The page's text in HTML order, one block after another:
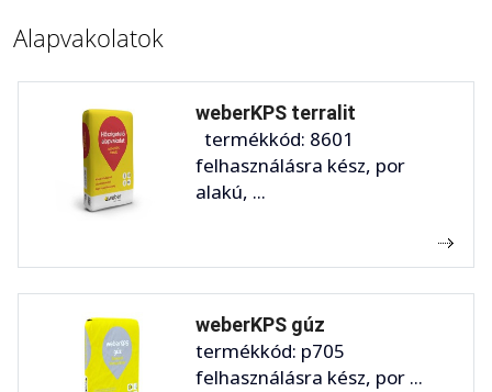
Alapvakolatok
weberKPS terralit
termékkód: 8601
felhasználásra kész, por
alakú, ...
weberKPS gúz
termékkód: p705
felhasználásra kész, por ...